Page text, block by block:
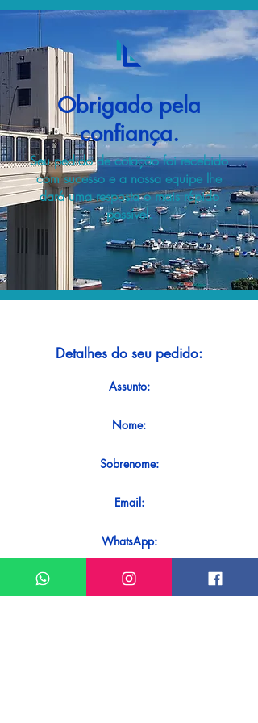
Obrigado pela
confiança.
Seu pedido de cotação foi recebido
com sucesso e a nossa equipe lhe
dará uma resposta o mais rápido
possível.
Detalhes do seu pedido:
Assunto:
Nome:
Sobrenome:
Email:
WhatsApp:
Mensagem: